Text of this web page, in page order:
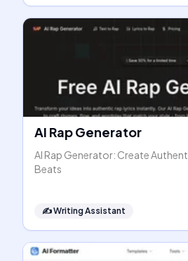
AI Rap Generator
AI Rap Generator: Create
Beats
✍️Writing Assistant